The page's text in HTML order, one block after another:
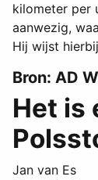
kilometer per
aanwezig,
Hij wijst
Bron: AD
Het is
Jan van Es